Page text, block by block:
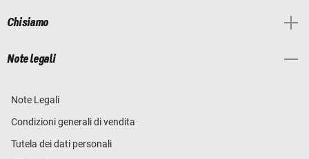
Chi siamo
Note legali
Note Legali
Condizioni generali di vendita
Tutela dei dati personali